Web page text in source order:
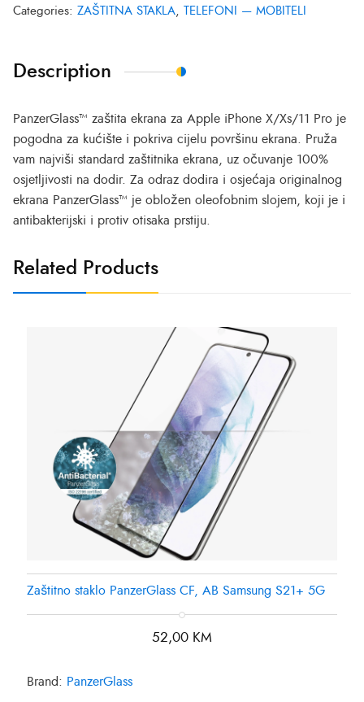
Categories: ZAŠTITNA STAKLA, TELEFONI — MOBITELI
Description
PanzerGlass™ zaštita ekrana za Apple iPhone X/Xs/11 Pro je
pogodna za kućište i pokriva cijelu površinu ekrana.
Pruža
vam najviši standard zaštitnika ekrana, uz očuvanje 100%
osjetljivosti na dodir. Za odraz dodira i osjećaja originalnog
ekrana PanzerGlass™ je obložen oleofobnim slojem, koji je i
antibakterijski i protiv otisaka prstiju.
Related Products
Zaštitno staklo PanzerGlass CF, AB Samsung S21+ 5G
52,00 KM
Brand: PanzerGlass